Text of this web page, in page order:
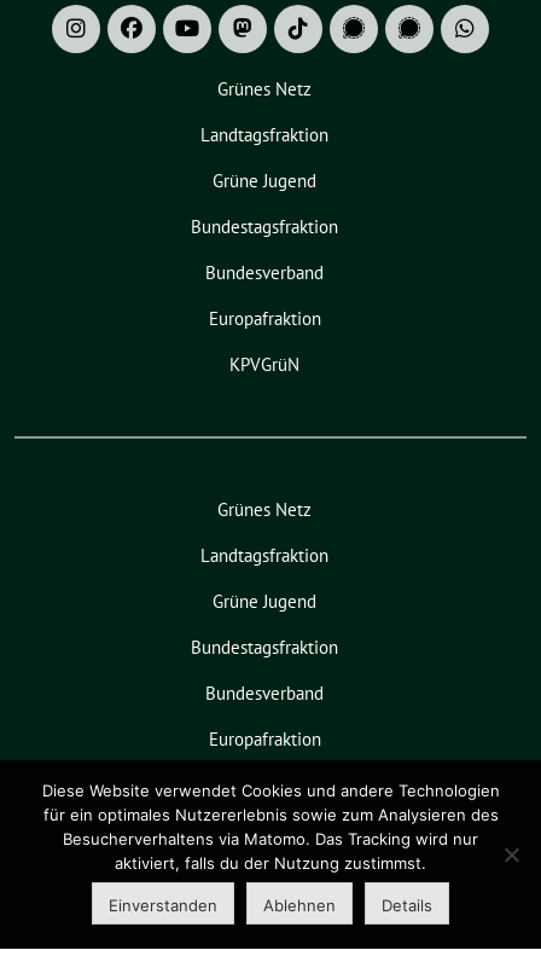
Grünes Netz
Landtagsfraktion
Grüne Jugend
Bundestagsfraktion
Bundesverband
Europafraktion
KPVGrüN
Grünes Netz
Landtagsfraktion
Grüne Jugend
Bundestagsfraktion
Bundesverband
Europafraktion
KPVGrüN
Grüne Niedersachsen benutzt das
freie grüne Themesunflower
‐ ein
Angebot derverdigado eG.
Diese Website verwendet Cookies und andere Technologien
für ein optimales Nutzererlebnis sowie zum Analysieren des
Besucherverhaltens via Matomo. Das Tracking wird nur
aktiviert, falls du der Nutzung zustimmst.
Einverstanden Ablehnen Details